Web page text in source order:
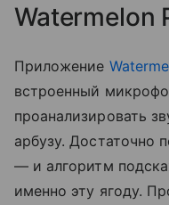
Watermelon
Приложение
встроенный
проанализировать
арбузу. Достаточно
— и алгоритм
именно эту ягоду.